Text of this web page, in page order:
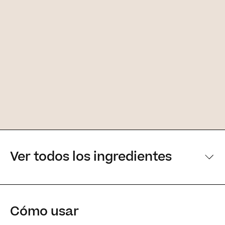
[Ingredientes principales]
Ver todos los ingredientes
Cómo usar